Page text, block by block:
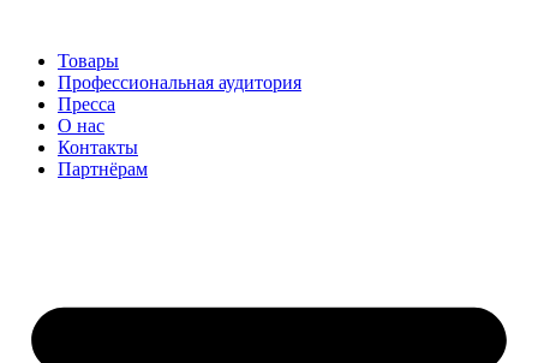
содержимому
Товары
Профессиональная аудитория
Пресса
О нас
Контакты
Партнёрам